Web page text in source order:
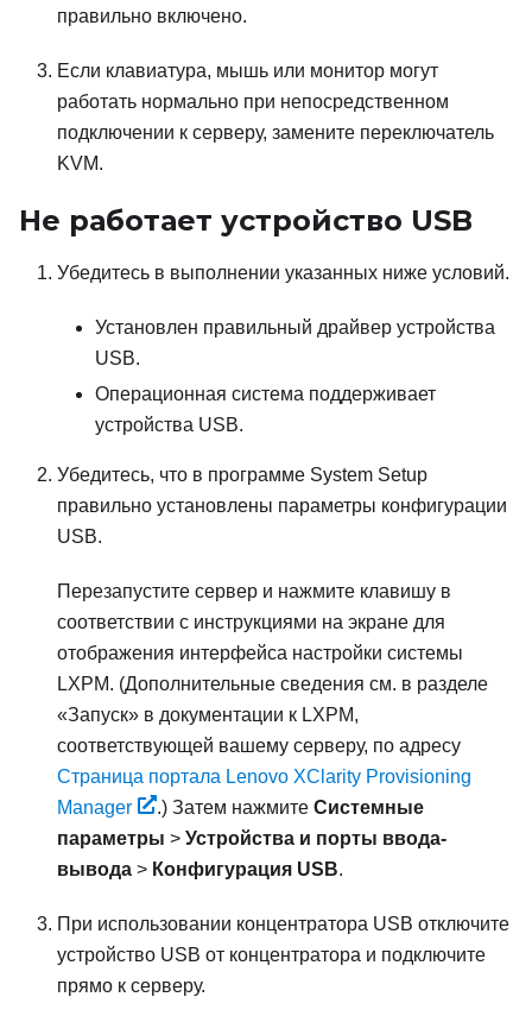
правильно включено.
Если клавиатура, мышь или монитор могут
работать нормально при непосредственном
подключении к серверу, замените переключатель
KVM.
Не работает устройство USB
Убедитесь в выполнении указанных ниже условий.
Установлен правильный драйвер устройства
USB.
Операционная система поддерживает
устройства USB.
Убедитесь, что в программе System Setup
правильно установлены параметры конфигурации
USB.
Перезапустите сервер и нажмите клавишу в
соответствии с инструкциями на экране для
отображения интерфейса настройки системы
LXPM. (Дополнительные сведения см. в разделе
«Запуск» в документации к LXPM,
соответствующей вашему серверу, по адресу
Страница портала Lenovo XClarity Provisioning
Manager
.)Затем нажмите Системные
параметры > Устройства и порты ввода-
вывода > Конфигурация USB.
При использовании концентратора USB отключите
устройство USB от концентратора и подключите
прямо к серверу.